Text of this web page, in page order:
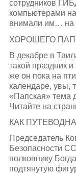
сотрудников
компьютерами
внимали им… на
ХОРОШЕГО
В декабре в
такой праздник
же он пока на
календаре, увы,
«Папская» тема
Читайте на
КАК
Председатель
Безопасности
полковнику
подтянутую